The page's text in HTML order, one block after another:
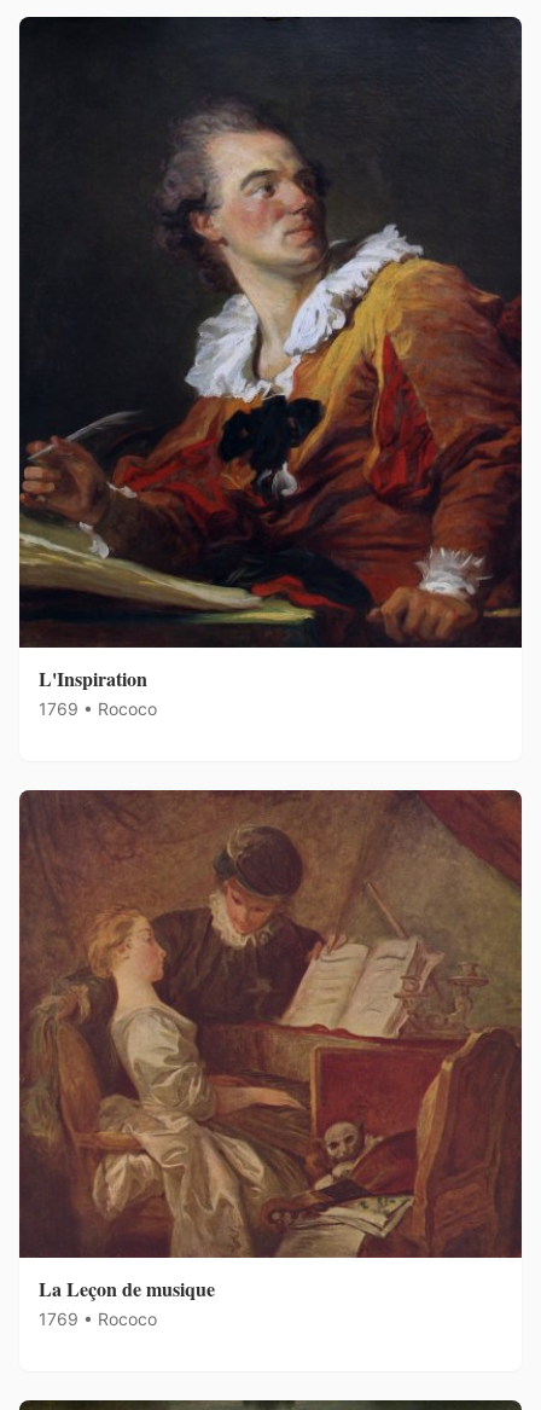
L'Inspiration
1769 • Rococo
La Leçon de musique
1769 • Rococo